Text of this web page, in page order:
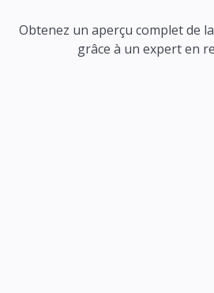
Obtenez un aperçu complet de
grâce à un expert en